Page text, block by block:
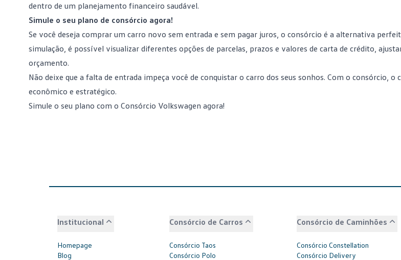
dentro de um planejamento financeiro saudável.
Simule o seu plano de consórcio agora!
Se você deseja comprar um carro novo sem entrada e sem pagar juros, o consórcio é a alternativa
simulação, é possível visualizar diferentes opções de parcelas, prazos e valores de carta de crédito,
orçamento.
Não deixe que a falta de entrada impeça você de conquistar o carro dos seus sonhos. Com o consórcio, o
econômico e estratégico.
Simule o seu plano com o Consórcio Volkswagen agora!
Institucional
Homepage
Blog
Consórcio de Carros
Consórcio Taos
Consórcio Polo
Consórcio de Caminhões
Consórcio Constellation
Consórcio Delivery